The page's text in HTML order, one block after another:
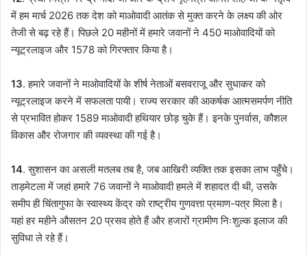
में हम मार्च 2026 तक देश को माओवादी आतंक से मुक्त करने के लक्ष्य की ओर
तेजी से बढ़ रहे हैं। पिछले 20 महीनों में हमारे जवानों ने 450 माओवादियों को
न्यूट्रलाइज और 1578 को गिरफ्तार किया है।
13. हमारे जवानों ने माओवादियों के शीर्ष नेताओं बसवराजू और सुधाकर को
न्यूट्रलाइज करने में सफलता पायी। राज्य सरकार की आकर्षक आत्मसमर्पण नीति
से प्रभावित होकर 1589 माओवादी हथियार छोड़ चुके हैं। इनके पुनर्वास, कौशल
विकास और रोजगार की व्यवस्था की गई है।
14. सुशासन का असली मतलब तब है, जब आखिरी व्यक्ति तक इसका लाभ पहुँचे।
ताड़मेटला में जहां हमारे 76 जवानों ने माओवादी हमले में शहादत दी थी, उसके
समीप ही चिंतागुफा के स्वास्थ्य केंद्र को राष्ट्रीय गुणवत्ता प्रमाण-पत्र मिला है।
यहां हर महीने औसतन 20 प्रसव होते हैं और हजारों ग्रामीण निःशुल्क इलाज की
सुविधा ले रहे हैं।